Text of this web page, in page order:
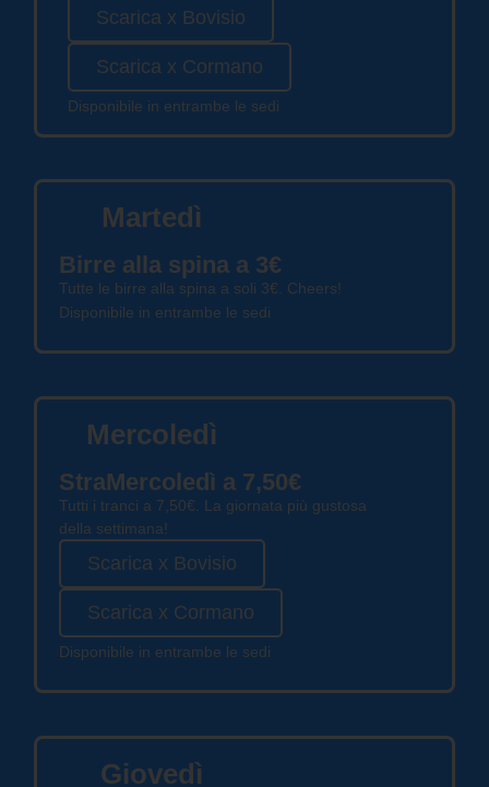
Scarica x Bovisio
Scarica x Cormano
Disponibile in entrambe le sedi
Martedì
Birre alla spina a 3€
Tutte le birre alla spina a soli 3€. Cheers!
Disponibile in entrambe le sedi
Mercoledì
StraMercoledì a 7,50€
Tutti i tranci a 7,50€. La giornata più gustosa
della settimana!
Scarica x Bovisio
Scarica x Cormano
Disponibile in entrambe le sedi
Giovedì